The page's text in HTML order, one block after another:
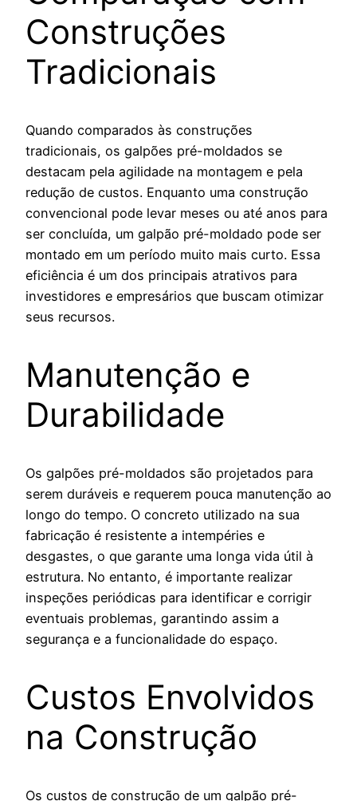
Construções
Tradicionais
Quando comparados às construções
tradicionais, os galpões pré-moldados se
destacam pela agilidade na montagem e pela
redução de custos. Enquanto uma construção
convencional pode levar meses ou até anos para
ser concluída, um galpão pré-moldado pode ser
montado em um período muito mais curto. Essa
eficiência é um dos principais atrativos para
investidores e empresários que buscam otimizar
seus recursos.
Manutenção e
Durabilidade
Os galpões pré-moldados são projetados para
serem duráveis e requerem pouca manutenção ao
longo do tempo. O concreto utilizado na sua
fabricação é resistente a intempéries e
desgastes, o que garante uma longa vida útil à
estrutura. No entanto, é importante realizar
inspeções periódicas para identificar e corrigir
eventuais problemas, garantindo assim a
segurança e a funcionalidade do espaço.
Custos Envolvidos
na Construção
Os custos de construção de um galpão pré-